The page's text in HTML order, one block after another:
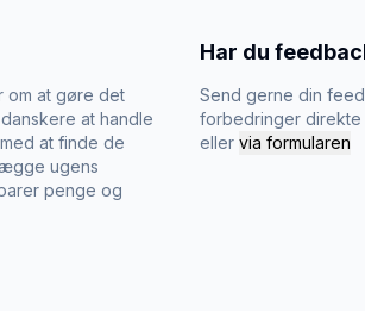
om at gøre det
at handle
at finde de
ugens
penge og
Har du
Send gerne din
forbedringer direkte
eller via formularen